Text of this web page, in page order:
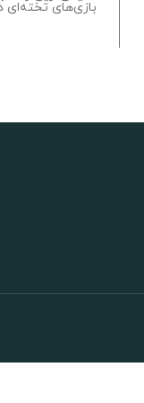
بازی‌های